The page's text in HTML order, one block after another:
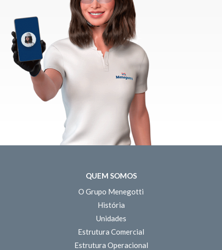
QUEM SOMOS
O Grupo Menegotti
História
Unidades
Estrutura Comercial
Estrutura Operacional